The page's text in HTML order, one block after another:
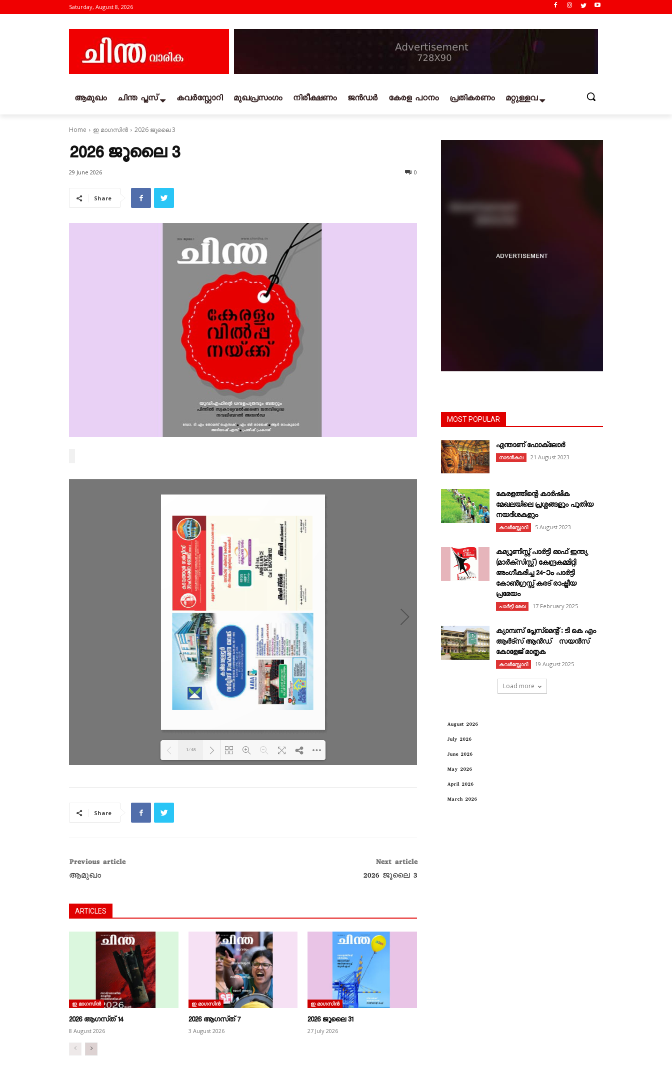
Saturday, August 8, 2026
ആമുഖം ചിന്ത പ്ലസ് കവര്‍സ്റ്റോറി മുഖപ്രസംഗം നിരീക്ഷണം ജൻഡർ കേരള പഠനം പ്രതികരണം മറ്റുള്ളവ
Home ഇ മാഗസിൻ 2026 ജൂലൈ 3
2026 ജൂലൈ 3
29 June 2026 0
Share
1/48
Share
Previous article
ആമുഖം
Next article
2026 ജൂലൈ 3
ARTICLES
ഇ മാഗസിൻ
2026 ആഗസ്‌ത്‌ 14
8 August 2026
ഇ മാഗസിൻ
2026 ആഗസ്‌ത്‌ 7
3 August 2026
ഇ മാഗസിൻ
2026 ജൂലൈ 31
27 July 2026
MOST POPULAR
എന്താണ്‌ ഫോക്‌ലോർ
നാടൻകല 21 August 2023
കേരളത്തിന്റെ കാർഷിക
മേഖലയിലെ പ്രശ്നങ്ങളും പുതിയ
നയദിശകളും
കവര്‍സ്റ്റോറി 5 August 2023
കമ്യൂണിസ്റ്റ് പാർട്ടി ഓഫ് ഇന്ത്യ
(മാർക്സിസ്റ്റ്) കേന്ദ്രകമ്മിറ്റി
അംഗീകരിച്ച 24‐ാം പാർട്ടി
കോൺഗ്രസ്സ് കരട് രാഷ്ട്രീയ
പ്രമേയം
പാർട്ടി രേഖ 17 February 2025
ക്യാമ്പസ് പ്ലേസ്മെന്റ് : ടി കെ എം
ആർട്സ് ആൻഡ് സയൻസ്
കോളേജ് മാതൃക
കവര്‍സ്റ്റോറി 19 August 2025
Load more
August 2026
July 2026
June 2026
May 2026
April 2026
March 2026